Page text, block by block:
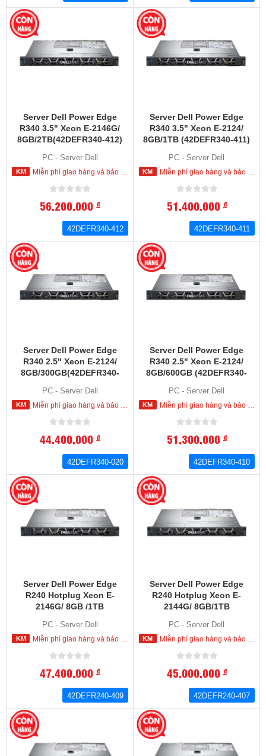
Server Dell Power Edge
R340 3.5" Xeon E-2146G/
8GB/2TB(42DEFR340-412)
PC - Server Dell
Miễn phí giao hàng và bảo hành tận nơi trong nội thành HCM
56,200,000đ
42DEFR340-412
Server Dell Power Edge
R340 3.5" Xeon E-2124/
8GB/1TB (42DEFR340-411)
PC - Server Dell
Miễn phí giao hàng và bảo hành tận nơi trong nội thành HCM
51,400,000đ
42DEFR340-411
Server Dell Power Edge
R340 2.5" Xeon E-2124/
8GB/300GB(42DEFR340-
PC - Server Dell
Miễn phí giao hàng và bảo hành tận nơi trong nội thành HCM
44,400,000đ
42DEFR340-020
Server Dell Power Edge
R340 2.5" Xeon E-2124/
8GB/600GB (42DEFR340-
PC - Server Dell
Miễn phí giao hàng và bảo hành tận nơi trong nội thành HCM
51,300,000đ
42DEFR340-410
Server Dell Power Edge
R240 Hotplug Xeon E-
2146G/ 8GB /1TB
PC - Server Dell
Miễn phí giao hàng và bảo hành tận nơi trong nội thành HCM
47,400,000đ
42DEFR240-409
Server Dell Power Edge
R240 Hotplug Xeon E-
2144G/ 8GB/1TB
PC - Server Dell
Miễn phí giao hàng và bảo hành tận nơi trong nội thành HCM
45,000,000đ
42DEFR240-407